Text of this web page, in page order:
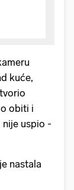
kuće,
obiti i
uspio -
nastala